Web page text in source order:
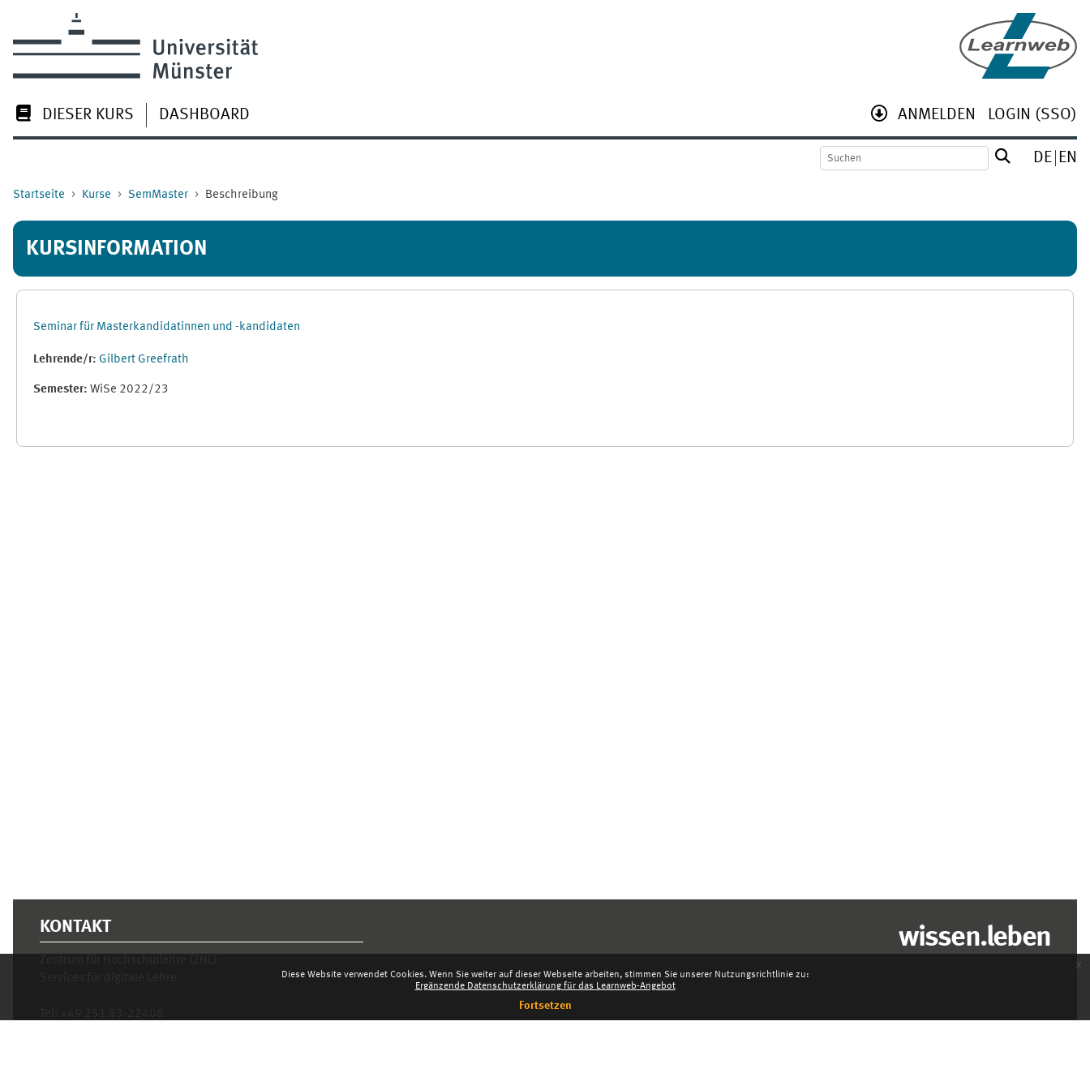
Diese Website verwendet Cookies. Wenn Sie weiter auf dieser Webseite arbeiten, stimmen Sie unserer Nutzungsrichtlinie zu:
Ergänzende Datenschutzerklärung für das Learnweb-Angebot
Fortsetzen
x
DIESER KURS DASHBOARD ANMELDEN LOGIN (SSO)
DE EN
Startseite Kurse SemMaster Beschreibung
KURSINFORMATION
Seminar für Masterkandidatinnen und -kandidaten
Lehrende/r: Gilbert Greefrath
Semester: WiSe 2022/23
KONTAKT wissen.leben